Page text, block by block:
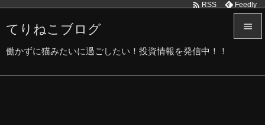
てりねこブログ
働かずに猫みたいに過ごしたい！投資情報を発信中！！

 RSS Feedly